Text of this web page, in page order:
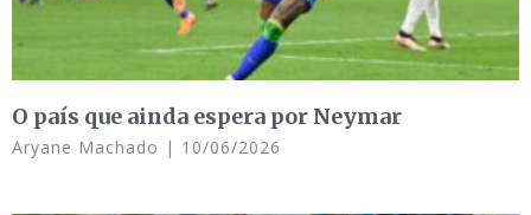
O país que ainda espera por Neymar
Aryane Machado 10/06/2026